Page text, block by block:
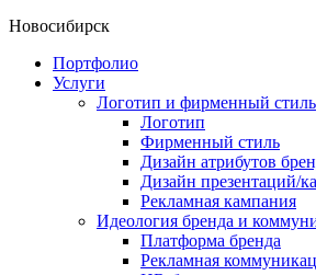
Новосибирск
Портфолио
Услуги
Логотип и фирменный стиль
Логотип
Фирменный стиль
Дизайн атрибутов
Дизайн презентаций/
Рекламная кампания
Идеология бренда и
Платформа бренда
Рекламная